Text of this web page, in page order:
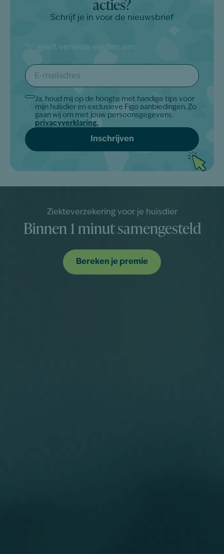
Schrijf je in voor de nieuwsbrief
" * " geeft vereiste velden aan
E-
mailadres
*
Akkoord
Ja, houd mij op de hoogte met handige tips voor
mijn huisdier en exclusieve Figo aanbiedingen. Zo
gaan wij om met jouw persoonsgegevens:
privacyverklaring.
Ziekteverzekering voor je huisdier
Binnen 1 minut samengesteld
Bereken je premie